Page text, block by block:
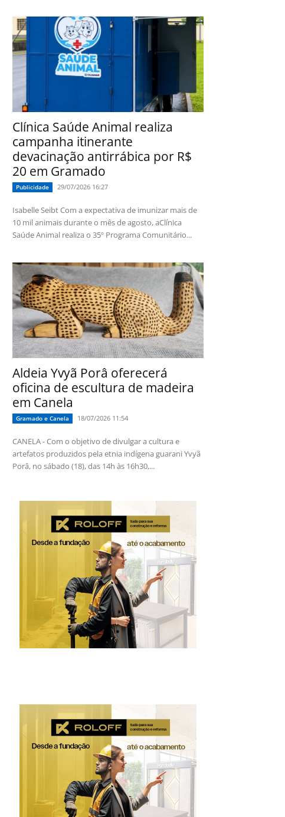
Clínica Saúde Animal realiza
campanha itinerante
devacinação antirrábica por R$
20 em Gramado
Publicidade 29/07/2026 16:27
Isabelle Seibt Com a expectativa de imunizar mais de
10 mil animais durante o mês de agosto, aClínica
Saúde Animal realiza o 35º Programa Comunitário...
Aldeia Yvyã Porâ oferecerá
oficina de escultura de madeira
em Canela
Gramado e Canela 18/07/2026 11:54
CANELA - Com o objetivo de divulgar a cultura e
artefatos produzidos pela etnia indígena guarani Yvyã
Porâ, no sábado (18), das 14h às 16h30,...